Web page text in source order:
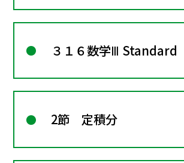
３１６数学Ⅲ Standard
2節 定積分